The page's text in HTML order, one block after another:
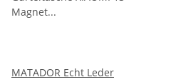
MATADOR Echt Leder